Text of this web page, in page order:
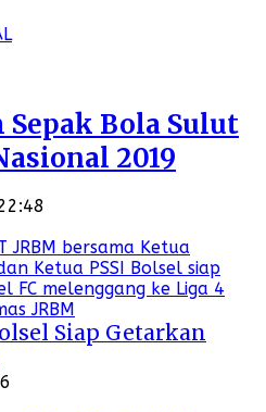
Bola Sulut
2019
Siap Getarkan